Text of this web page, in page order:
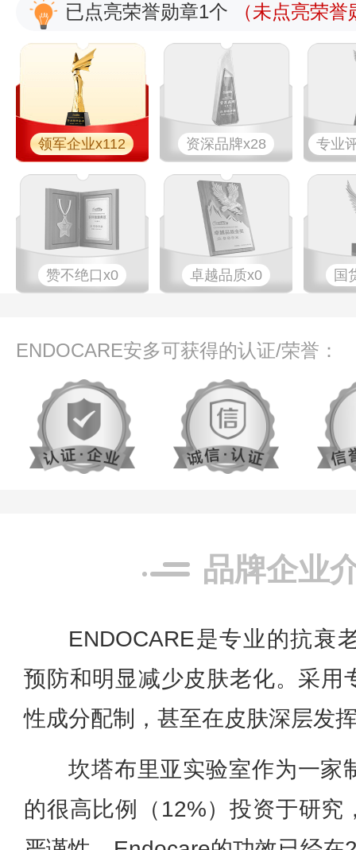
已点亮荣誉勋章1个
（未点亮荣
领军企业x112 资深品牌x28 专业​
赞不绝口x0 卓越品质x0 国
ENDOCARE安多可获得的认证/荣誉：
品牌企业
ENDOCARE是专业的抗衰
预防和明显减少皮肤老化。采用
性成分配制，甚至在皮肤深层发
坎塔布里亚实验室作为一家
的很高比例（12%）投资于研究